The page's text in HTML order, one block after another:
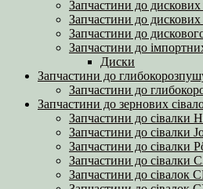
Запчастини до
Запчастини до
Запчастини до
Запчастини до
Диски
Запчастини до
Запчастини до
Запчастини до зернових
Запчастини до сівалки
Запчастини до сівалки
Запчастини до сівалки
Запчастини до сівалки
Запчастини до